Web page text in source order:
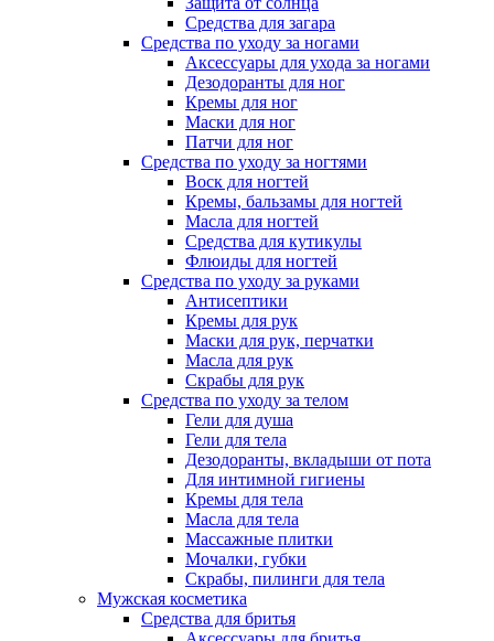
Средства для загара
Средства по уходу за ногами
Аксессуары для ухода за ногами
Дезодоранты для ног
Кремы для ног
Маски для ног
Патчи для ног
Средства по уходу за ногтями
Воск для ногтей
Кремы, бальзамы для ногтей
Масла для ногтей
Средства для кутикулы
Флюиды для ногтей
Средства по уходу за руками
Антисептики
Кремы для рук
Маски для рук, перчатки
Масла для рук
Скрабы для рук
Средства по уходу за телом
Гели для душа
Гели для тела
Дезодоранты, вкладыши от пота
Для интимной гигиены
Кремы для тела
Масла для тела
Массажные плитки
Мочалки, губки
Скрабы, пилинги для тела
Мужская косметика
Средства для бритья